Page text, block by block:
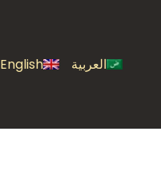
العربية English